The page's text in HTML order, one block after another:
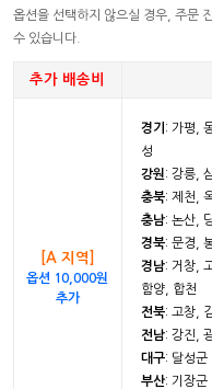
옵션을 선택하지 않으실 경우, 주문
수 있습니다.
추가 배송비
[A 지역]
옵션 10,000원
추가
경기 : 가평,
성
강원 : 강릉,
충북: 제천,
충남: 논산,
경북: 문경,
경남: 거창,
함양, 합천
전북: 고창,
전남: 강진,
대구: 달성군
부산: 기장군